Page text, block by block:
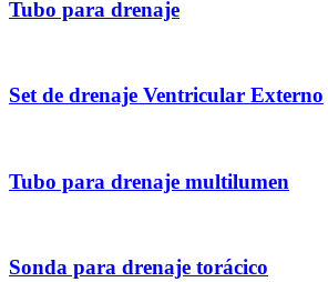
Tubo para drenaje
Set de drenaje Ventricular Externo
Tubo para drenaje multilumen
Sonda para drenaje torácico